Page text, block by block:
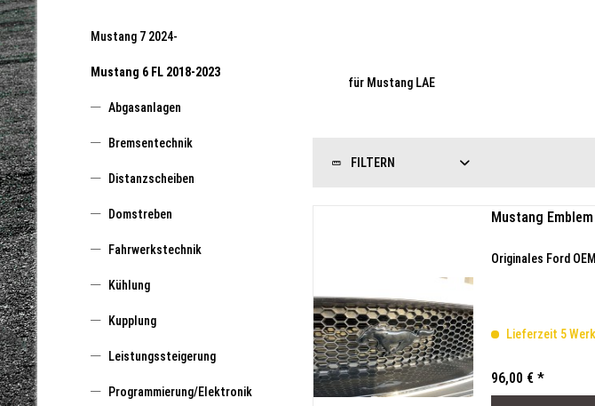
Mustang 7 2024-
Mustang 6 FL 2018-2023
Abgasanlagen
Bremsentechnik
Distanzscheiben
Domstreben
Fahrwerkstechnik
Kühlung
Kupplung
Leistungssteigerung
Programmierung/Elektronik
für Mustang LAE
FILTERN
Mustang
Originales Ford
Lieferzeit 5
96,00 € *